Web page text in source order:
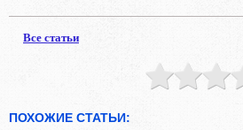
Все статьи
ПОХОЖИЕ СТАТЬИ: